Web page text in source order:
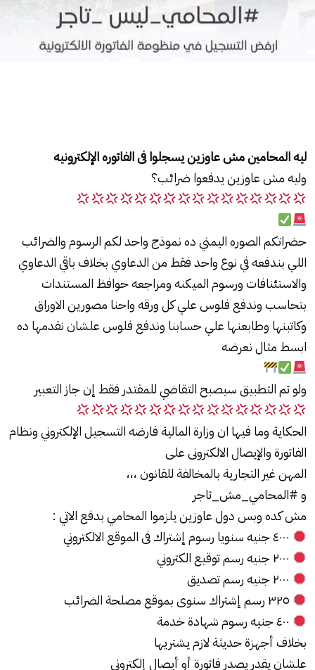
ليه المحامين مش عاوزين يسجلوا فى الفاتوره الإلكترونيه
وليه مش عاوزين يدفعوا ضرائب؟
حضراتكم الصوره اليمني ده نموذج واحد لكم الرسوم والضرائب
اللي بندفعه في نوع واحد فقط من الدعاوي بخلاف باقي الدعاوي
والاستئنافات ورسوم الميكنه ومراجعه حوافظ المستندات
بتحاسب وندفع فلوس علي كل ورقه واحنا مصورين الاوراق
وكاتبنها وطابعنها علي حسابنا وندفع فلوس علشان نقدمها ده
ابسط مثال نعرضه
ولو تم التطبيق سيصبح التقاضي للمقتدر فقط إن جاز التعبير
الحكاية وما فيها ان وزارة المالية فارضه التسجيل الإلكتروني ونظام
الفاتورة والإيصال الالكترونى على
المهن غير التجارية بالمخالفة للقانون ،،،
و #المحامي_مش_تاجر
مش كده وبس دول عاوزين يلزموا المحامي بدفع الاتي :
بخلاف أجهزة حديثة لازم يشتريها
علشان يقدر يصدر فاتورة أو أيصال إلكترونى